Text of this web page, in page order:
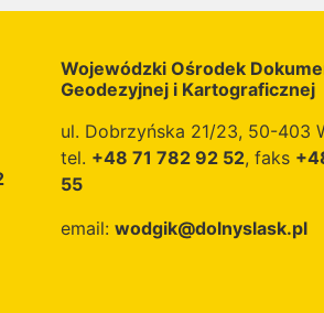
Wojewódzki Ośrodek
Geodezyjnej i Kartograficznej
ul. Dobrzyńska 21/23, 50-403
tel. +48 71 782 92 52, faks
55
email: wodgik@dolnyslask.pl